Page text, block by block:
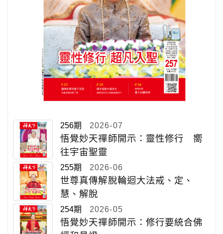
256期 2026-07
悟覺妙天禪師開示：靈性修行 嚮
往宇宙聖靈
255期 2026-06
世尊真傳解脫輪迴大法戒、定、
慧、解脫
254期 2026-05
悟覺妙天禪師開示：修行要統合佛